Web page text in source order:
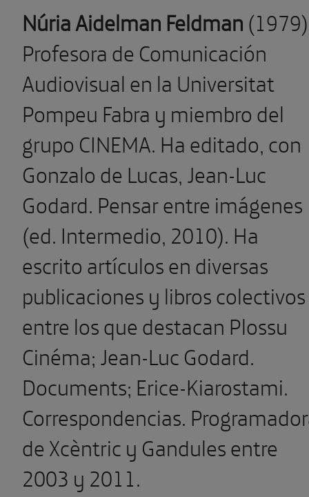
Núria Aidelman Feldman
Profesora de Comunicación
Audiovisual en la Universitat
Pompeu Fabra y miembro del
grupo CINEMA. Ha editado, con
Gonzalo de Lucas, Jean-Luc
Godard. Pensar entre imágenes
(ed. Intermedio, 2010). Ha
escrito artículos en diversas
publicaciones y libros colectivos
entre los que destacan Plossu
Cinéma; Jean-Luc Godard.
Documents; Erice-Kiarostami.
Correspondencias.
de Xcèntric y Gandules entre
2003 y 2011.